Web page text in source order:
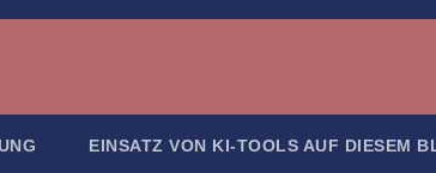
EINSATZ VON KI-TOOLS AUF DIESEM